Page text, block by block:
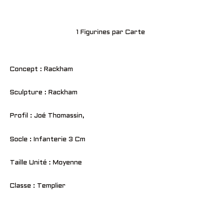
1 Figurines par Carte
Concept : Rackham
Sculpture : Rackham
Profil : Joé Thomassin,
Socle : Infanterie 3 Cm
Taille Unité : Moyenne
Classe : Templier